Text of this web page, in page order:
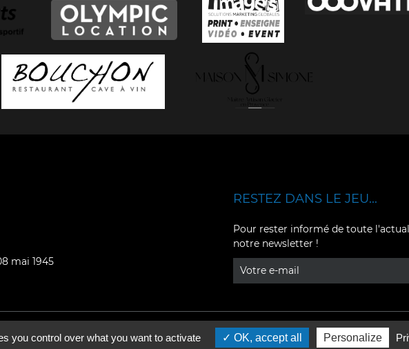
mai 1945
YouTube
RESTEZ DANS LE JEU...
Pour rester informé de toute
notre newsletter !
you control over what you want to activate OK, accept all Personalize